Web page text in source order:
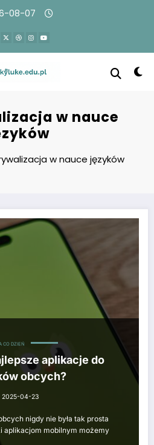
08-07
w nauce
w nauce języków
CO DZIEŃ
aplikacje do
obcych?
2025-04-23
nigdy nie była tak prosta
aplikacjom mobilnym możemy